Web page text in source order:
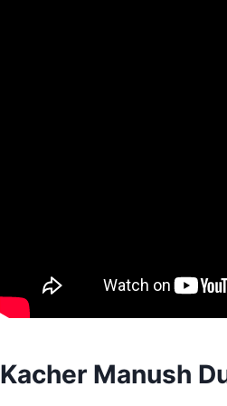
Kacher Manush